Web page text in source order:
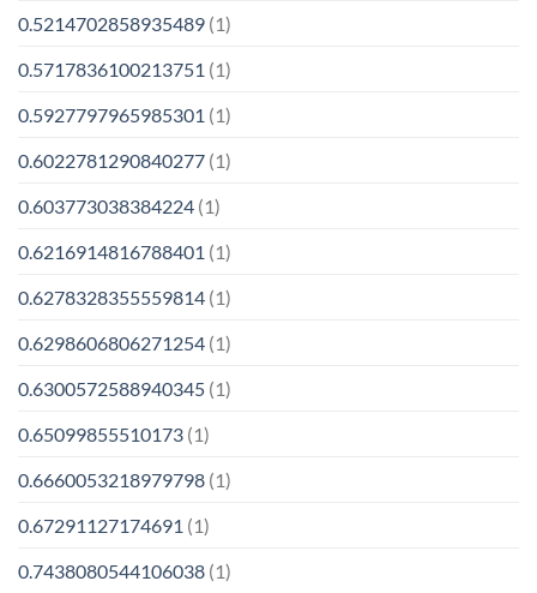
0.5214702858935489 (1)
0.5717836100213751 (1)
0.5927797965985301 (1)
0.6022781290840277 (1)
0.603773038384224 (1)
0.6216914816788401 (1)
0.6278328355559814 (1)
0.6298606806271254 (1)
0.6300572588940345 (1)
0.65099855510173 (1)
0.6660053218979798 (1)
0.67291127174691 (1)
0.7438080544106038 (1)